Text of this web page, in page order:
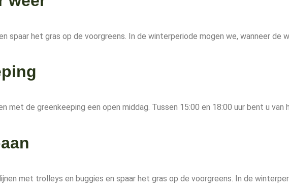
spaar het gras op de voorgreens. In de winterperiode mogen we, wanneer de
met de greenkeeping een open middag. Tussen 15:00 en 18:00 uur bent u
met trolleys en buggies en spaar het gras op de voorgreens. In de